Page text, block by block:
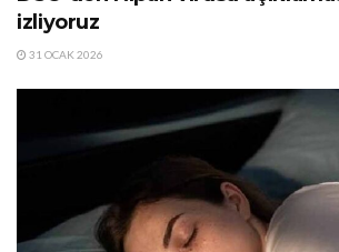
izliyoruz
31 OCAK 2026